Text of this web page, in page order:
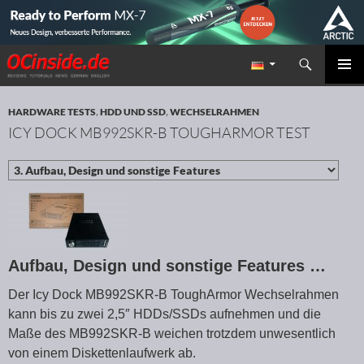
Redaktion ocinside.de PC Hardware Portal
Suchen
ZUM INHALT SPRINGEN
HARDWARE TESTS,HDD UND SSD,WECHSELRAHMEN
ICY DOCK MB992SKR-B TOUGHARMOR TEST
Aufbau, Design und sonstige Features …
Der Icy Dock MB992SKR-B ToughArmor Wechselrahmen
kann bis zu zwei 2,5″ HDDs/SSDs aufnehmen und die
Maße des MB992SKR-B weichen trotzdem unwesentlich
von einem Diskettenlaufwerk ab.